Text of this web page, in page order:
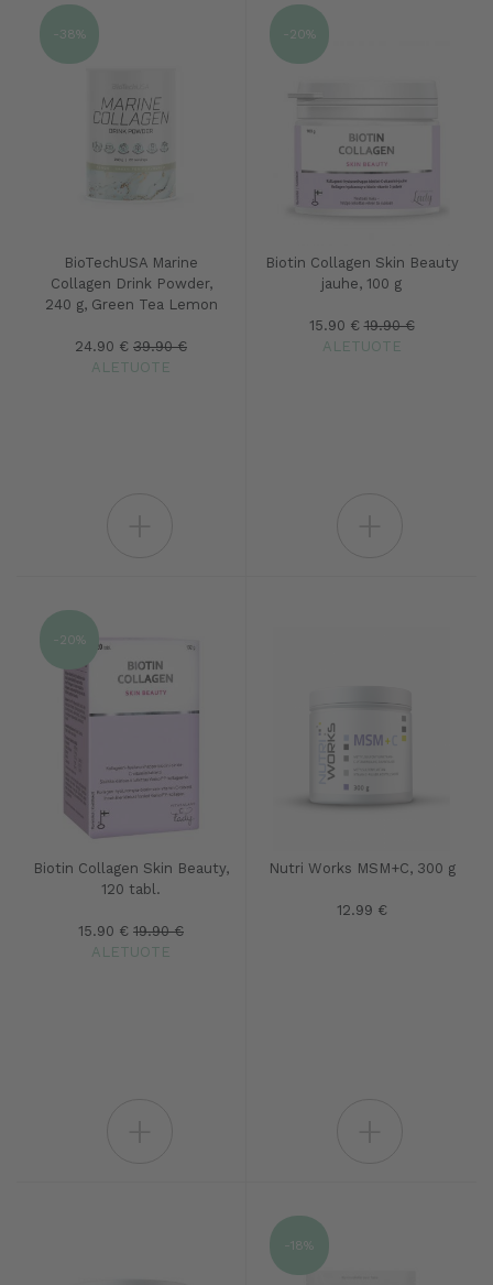
BioTechUSA Marine
Collagen Drink Powder,
240 g, Green Tea Lemon
24.90 € 39.90 €
ALETUOTE
-38%
Biotin Collagen Skin Beauty
jauhe, 100 g
15.90 € 19.90 €
ALETUOTE
-20%
Biotin Collagen Skin Beauty,
120 tabl.
15.90 € 19.90 €
ALETUOTE
-20%
Nutri Works MSM+C, 300 g
12.99 €
-18%